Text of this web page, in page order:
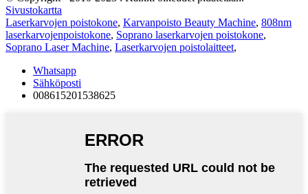
Sivustokartta
Laserkarvojen poistokone, Karvanpoisto Beauty Machine, 808nm
laserkarvojenpoistokone, Soprano laserkarvojen poistokone,
Soprano Laser Machine, Laserkarvojen poistolaitteet,
Whatsapp
Sähköposti
008615201538625